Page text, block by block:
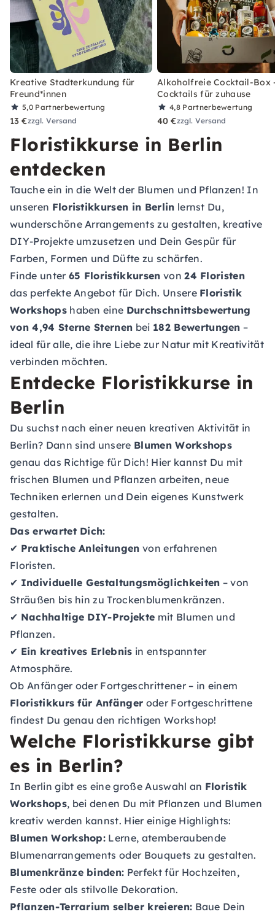
Kreative Stadterkundung für
Freund*innen
5,0 Partnerbewertung
13 €zzgl. Versand
Alkoholfreie Cocktail-Box
Cocktails für zuhause
4,8 Partnerbewertung
40 €zzgl. Versand
Floristikkurse in Berlin
entdecken
Tauche ein in die Welt der Blumen und Pflanzen! In
unseren Floristikkursen in Berlin lernst Du,
wunderschöne Arrangements zu gestalten, kreative
DIY-Projekte umzusetzen und Dein Gespür für
Farben, Formen und Düfte zu schärfen.
Finde unter 65 Floristikkursen von24 Floristen
das perfekte Angebot für Dich. Unsere Floristik
Workshopshaben eine Durchschnittsbewertung
von 4,94 Sterne Sternen bei 182 Bewertungen –
ideal für alle, die ihre Liebe zur Natur mit Kreativität
verbinden möchten.
Entdecke Floristikkurse in
Berlin
Du suchst nach einer neuen kreativen Aktivität in
Berlin? Dann sind unsere Blumen Workshops
genau das Richtige für Dich! Hier kannst Du mit
frischen Blumen und Pflanzen arbeiten, neue
Techniken erlernen und Dein eigenes Kunstwerk
gestalten.
Das erwartet Dich:
✔ Praktische Anleitungen von erfahrenen
Floristen.
✔ Individuelle Gestaltungsmöglichkeiten – von
Sträußen bis hin zu Trockenblumenkränzen.
✔ Nachhaltige DIY-Projekte mit Blumen und
Pflanzen.
✔ Ein kreatives Erlebnis in entspannter
Atmosphäre.
Ob Anfänger oder Fortgeschrittener – in einem
Floristikkurs für Anfänger oder Fortgeschrittene
findest Du genau den richtigen Workshop!
Welche Floristikkurse gibt
es in Berlin?
In Berlin gibt es eine große Auswahl an Floristik
Workshops, bei denen Du mit Pflanzen und Blumen
kreativ werden kannst. Hier einige Highlights:
Blumen Workshop: Lerne, atemberaubende
Blumenarrangements oder Bouquets zu gestalten.
Blumenkränze binden: Perfekt für Hochzeiten,
Feste oder als stilvolle Dekoration.
Pflanzen-Terrarium selber kreieren: Baue Dein